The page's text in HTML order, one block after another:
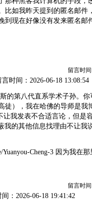
比如我昨天提到的匿名邮件
到现在好像没有发来匿名邮
留言时间
时间：2026-06-18 13:08:54
的第八代直系学术子孙。
徒），我在哈佛的导师是我
让我发表不合适言论，但是
我的其他信息找理由不让我
Yuanyou-Cheng-3 因为我在
留言时间
：2026-06-18 19:41:42